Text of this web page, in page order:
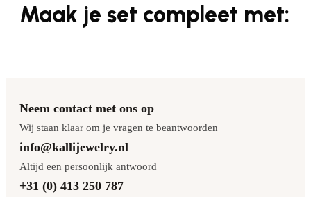
Maak je set compleet met:
Neem contact met ons op
Wij staan klaar om je vragen te beantwoorden
info@kallijewelry.nl
Altijd een persoonlijk antwoord
+31 (0) 413 250 787